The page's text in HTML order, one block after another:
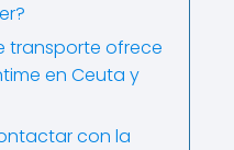
transporte ofrece
en Ceuta y
con la